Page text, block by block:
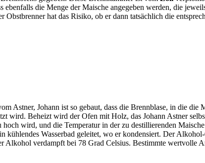
die Menge der Maische angegeben werden, die
Obstbrenner hat das Risiko, ob er dann tatsächlich die
Astner, Johann ist so gebaut, dass die Brennblase, in die die
wird. Beheizt wird der Ofen mit Holz, das Johann Astner
wird, und die Temperatur in der zu destillierenden
kühlendes Wasserbad geleitet, wo er kondensiert. Der
Alkohol verdampft bei 78 Grad Celsius. Bestimmte wertvolle